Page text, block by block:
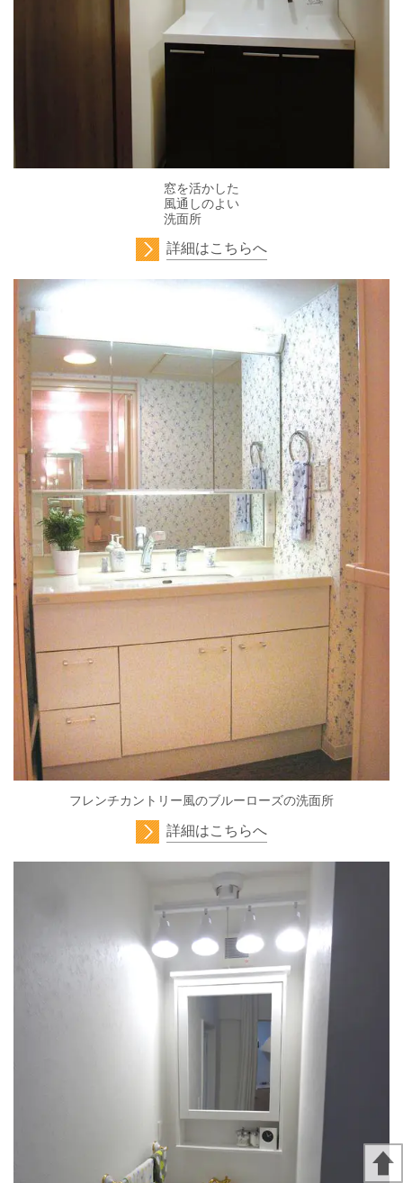
窓を活かした
風通しのよい
洗面所
詳細はこちらへ
フレンチカントリー風のブルーローズの洗面所
詳細はこちらへ